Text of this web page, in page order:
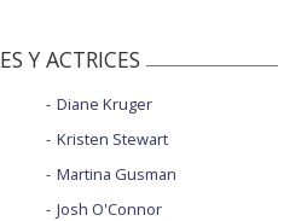
Y ACTRICES
Diane Kruger
Kristen Stewart
Martina Gusman
Josh O'Connor